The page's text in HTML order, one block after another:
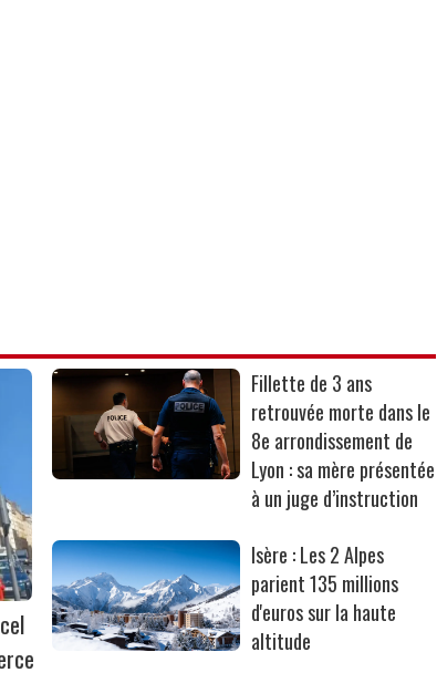
Fillette de 3 ans
retrouvée morte dans le
8e arrondissement de
Lyon : sa mère présentée
à un juge d’instruction
Isère : Les 2 Alpes
parient 135 millions
d'euros sur la haute
altitude